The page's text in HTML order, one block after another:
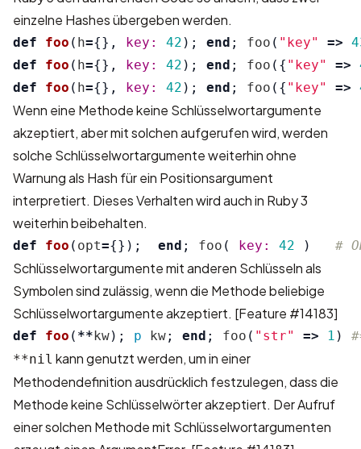
einzelne Hashes übergeben werden.
def foo ( h={}, key: 42 ); end ; foo ( "key" =>
def
foo ( h={}, key: 42 ); end ; foo ({ "key" =>
def
foo ( h={}, key: 42 ); end ; foo ({ "key" =>
Wenn eine Methode keine Schlüsselwortargumente
akzeptiert, aber mit solchen aufgerufen wird, werden
solche Schlüsselwortargumente weiterhin ohne
Warnung als Hash für ein Positionsargument
interpretiert. Dieses Verhalten wird auch in Ruby 3
weiterhin beibehalten.
def foo ( opt={}); end ; foo ( key: 42 ) #
Schlüsselwortargumente mit anderen Schlüsseln als
Symbolen sind zulässig, wenn die Methode beliebige
Schlüsselwortargumente akzeptiert. [Feature #14183]
def foo ( ** kw); p kw; end ; foo ( "str" => 1 )
**nil kann genutzt werden, um in einer
Methodendefinition ausdrücklich festzulegen, dass die
Methode keine Schlüsselwörter akzeptiert. Der Aufruf
einer solchen Methode mit Schlüsselwortargumenten